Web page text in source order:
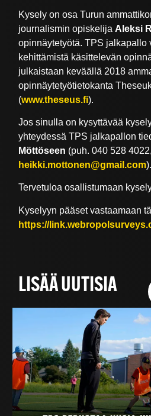
Kysely on osa Turun
journalismin opiskelijaAleksi
opinnäytetyötä. TPS jalkapallo
kehittämistä käsittelevän
julkaistaan keväällä 2018
opinnäytetyötietokanta
(www.theseus.fi).
Jos sinulla on kysyttävää
yhteydessä TPS jalkapallon
Möttöseen (puh. 040 528
heikki.mottonen@gmail.com).
Tervetuloa osallistumaan
Kyselyyn pääset vastaamaan
https://
LISÄÄ UUTISIA